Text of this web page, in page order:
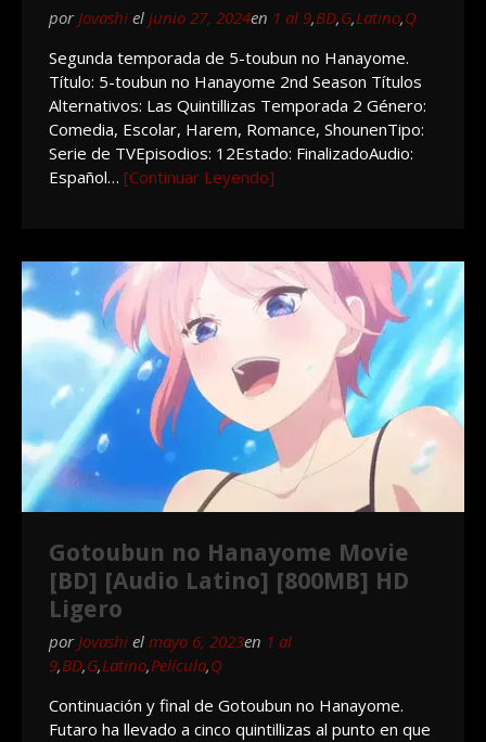
por Jovashi el junio 27, 2024en 1 al 9,BD,G,Latino,Q
Segunda temporada de 5-toubun no Hanayome.
Título: 5-toubun no Hanayome 2nd Season Títulos
Alternativos: Las Quintillizas Temporada 2 Género:
Comedia, Escolar, Harem, Romance, ShounenTipo:
Serie de TVEpisodios: 12Estado: FinalizadoAudio:
Español… [Continuar Leyendo]
Gotoubun no Hanayome Movie
[BD] [Audio Latino] [800MB] HD
Ligero
por Jovashi el mayo 6, 2023en 1 al
9,BD,G,Latino,Película,Q
Continuación y final de Gotoubun no Hanayome.
Futaro ha llevado a cinco quintillizas al punto en que